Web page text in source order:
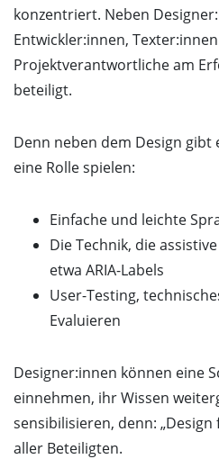
konzentriert. Neben
Entwickler:innen,
Projektverantwortliche am
beteiligt.
Denn neben dem Design gibt
eine Rolle spielen:
Einfache und leichte
Die Technik, die
etwa ARIA-Labels
User-Testing,
Evaluieren
Designer:innen können eine
einnehmen, ihr Wissen
sensibilisieren, denn:
aller Beteiligten.